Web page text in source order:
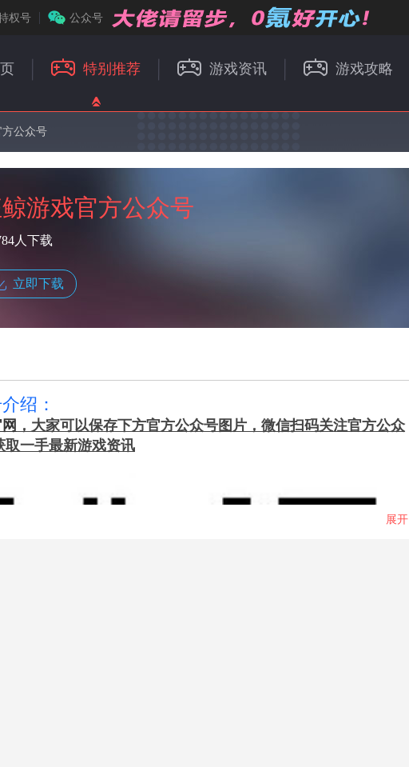
权号 公众号
特别推荐 游戏资讯 游戏攻略
公众号
游戏官方公众号
人下载
立即下载
绍：
，大家可以保存下方官方公众号图片，微信扫码关注官方公众
一手最新游戏资讯
展开